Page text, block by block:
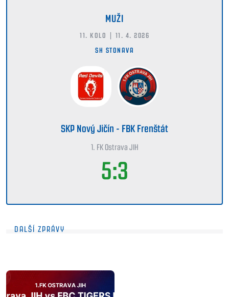
MUŽI
11. KOLO | 11. 4. 2026
SH STONAVA
SKP Nový Jičín - FBK Frenštát
1. FK Ostrava JIH
5:3
DALŠÍ ZPRÁVY